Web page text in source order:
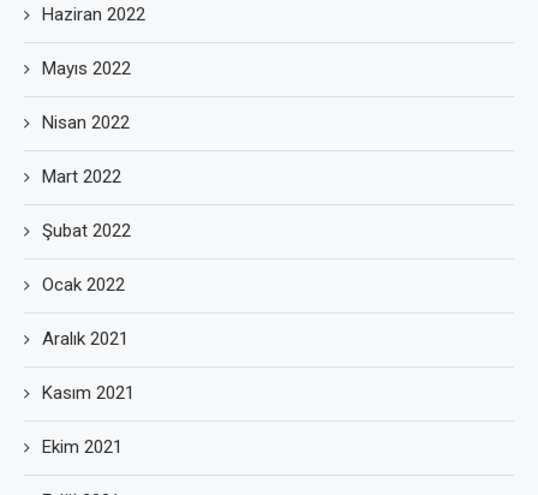
Haziran 2022
Mayıs 2022
Nisan 2022
Mart 2022
Şubat 2022
Ocak 2022
Aralık 2021
Kasım 2021
Ekim 2021